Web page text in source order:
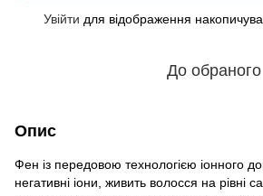
Увійти для відображення
До обраного
Опис
Фен із передовою технологією іонного
негативні іони, живить волосся на рівні